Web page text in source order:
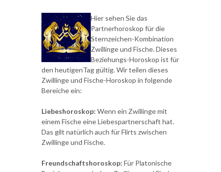
Hier sehen Sie das
Partnerhoroskop für die
Sternzeichen-Kombination
Zwillinge und Fische. Dieses
Beziehungs-Horoskop ist für
den heutigenTag gültig. Wir teilen dieses
Zwillinge und Fische-Horoskop in folgende
Bereiche ein:
Liebeshoroskop: Wenn ein Zwillinge mit
einem Fische eine Liebespartnerschaft hat.
Das gilt natürlich auch für Flirts zwischen
Zwillinge und Fische.
Freundschaftshoroskop: Für Platonische